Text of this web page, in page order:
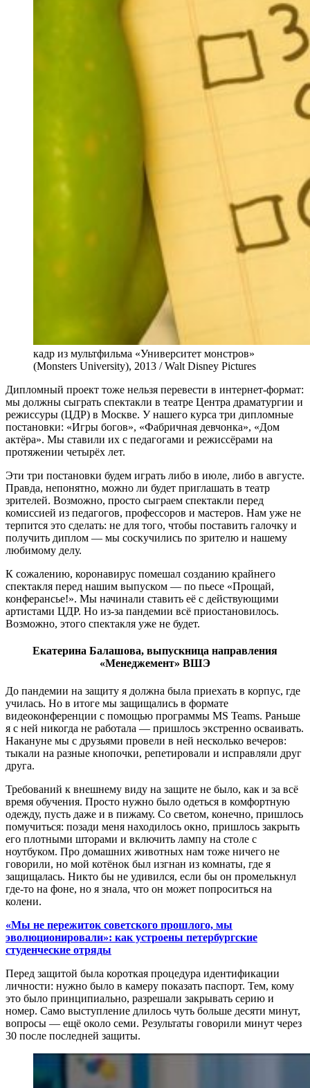
кадр из мультфильма «Университет монстров»
(Monsters University), 2013 / Walt Disney Pictures
Дипломный проект тоже нельзя перевести в интернет-формат:
мы должны сыграть спектакли в театре Центра драматургии и
режиссуры (ЦДР) в Москве. У нашего курса три дипломные
постановки: «Игры богов», «Фабричная девчонка», «Дом
актёра». Мы ставили их с педагогами и режиссёрами на
протяжении четырёх лет.
Эти три постановки будем играть либо в июле, либо в августе.
Правда, непонятно, можно ли будет приглашать в театр
зрителей. Возможно, просто сыграем спектакли перед
комиссией из педагогов, профессоров и мастеров. Нам уже не
терпится это сделать: не для того, чтобы поставить галочку и
получить диплом — мы соскучились по зрителю и нашему
любимому делу.
К сожалению, коронавирус помешал созданию крайнего
спектакля перед нашим выпуском — по пьесе «Прощай,
конферансье!». Мы начинали ставить её с действующими
артистами ЦДР. Но из-за пандемии всё приостановилось.
Возможно, этого спектакля уже не будет.
Екатерина Балашова, выпускница направления
«Менеджемент» ВШЭ
До пандемии на защиту я должна была приехать в корпус, где
училась. Но в итоге мы защищались в формате
видеоконференции с помощью программы MS Teams. Раньше
я с ней никогда не работала — пришлось экстренно осваивать.
Накануне мы с друзьями провели в ней несколько вечеров:
тыкали на разные кнопочки, репетировали и исправляли друг
друга.
Требований к внешнему виду на защите не было, как и за всё
время обучения. Просто нужно было одеться в комфортную
одежду, пусть даже и в пижаму. Со светом, конечно, пришлось
помучиться: позади меня находилось окно, пришлось закрыть
его плотными шторами и включить лампу на столе с
ноутбуком. Про домашних животных нам тоже ничего не
говорили, но мой котёнок был изгнан из комнаты, где я
защищалась. Никто бы не удивился, если бы он промелькнул
где-то на фоне, но я знала, что он может попроситься на
колени.
«Мы не пережиток советского прошлого, мы
эволюционировали»: как устроены петербургские
студенческие отряды
Перед защитой была короткая процедура идентификации
личности: нужно было в камеру показать паспорт. Тем, кому
это было принципиально, разрешали закрывать серию и
номер. Само выступление длилось чуть больше десяти минут,
вопросы — ещё около семи. Результаты говорили минут через
30 после последней защиты.